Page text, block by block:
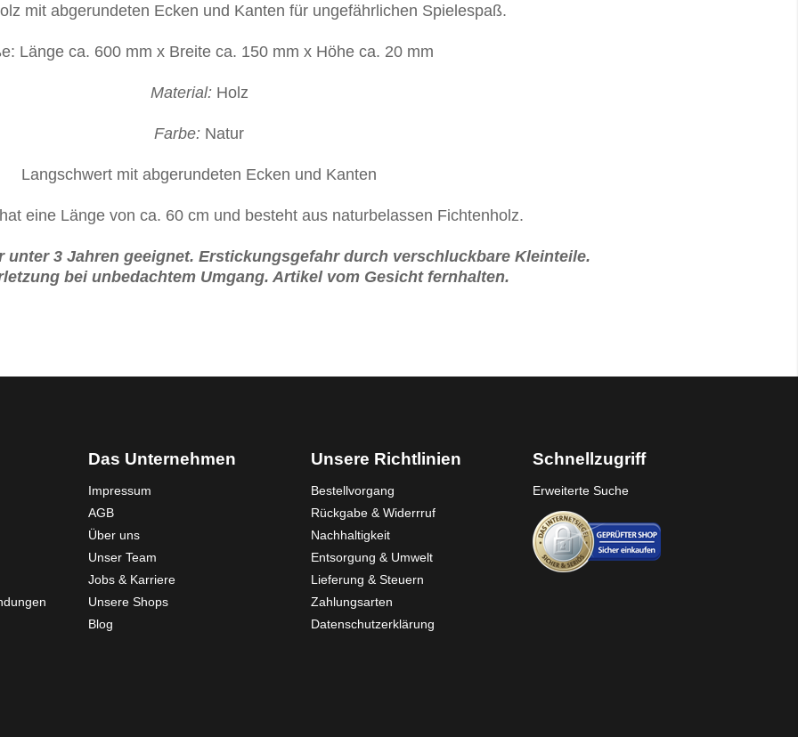
mit abgerundeten Ecken und Kanten für ungefährlichen Spielespaß.
Länge ca. 600 mm x Breite ca. 150 mm x Höhe ca. 20 mm
Material:Holz
Farbe: Natur
Langschwert mit abgerundeten Ecken und Kanten
eine Länge von ca. 60 cm und besteht aus naturbelassen Fichtenholz.
3 Jahren geeignet. Erstickungsgefahr durch verschluckbare Kleinteile.
bei unbedachtem Umgang. Artikel vom Gesicht fernhalten.
Das Unternehmen
Impressum
AGB
Über uns
Unser Team
Jobs & Karriere
Unsere Shops
Blog
Unsere Richtlinien
Bestellvorgang
Rückgabe & Widerrruf
Nachhaltigkeit
Entsorgung & Umwelt
Lieferung & Steuern
Zahlungsarten
Datenschutzerklärung
Schnellzugriff
Erweiterte Suche